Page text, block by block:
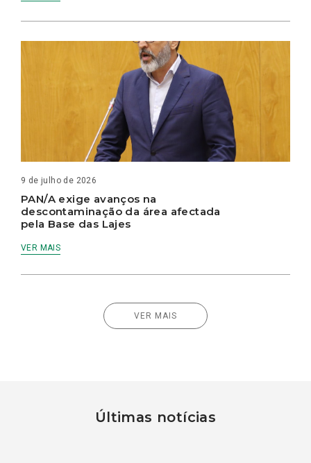
9 de julho de 2026
PAN/A exige avanços na
descontaminação da área afectada
pela Base das Lajes
VER MAIS
VER MAIS
Últimas notícias